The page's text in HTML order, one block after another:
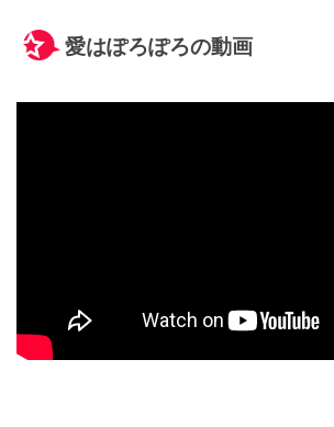
愛はぽろぽろの動画